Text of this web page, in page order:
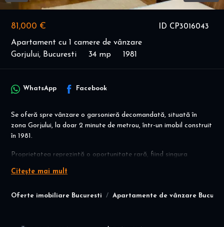
ID CP3016043
81,000 €
Apartament cu 1 camere de vânzare
Gorjului, Bucuresti
34 mp 1981
Oferte imobiliare Bucuresti Apartamente de vânzare
WhatsApp Facebook
Se oferă spre vânzare o garsonieră decomandată, situată în
zona Gorjului, la doar 2 minute de metrou, într-un imobil construit
în 1981.
Proprietatea reprezintă o oportunitate rară, fiind singura
Suprafață utilă: 34 mp
Citește mai mult